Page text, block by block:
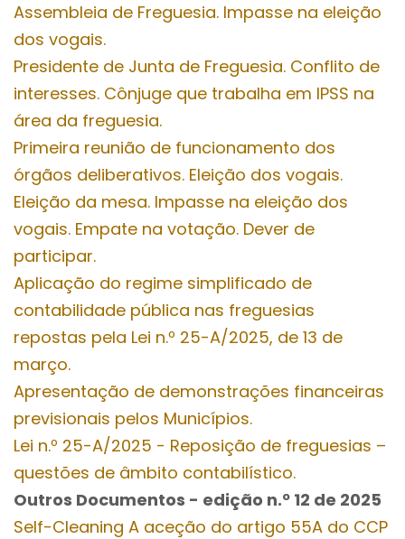
Assembleia de Freguesia. Impasse na eleição
dos vogais.
Presidente de Junta de Freguesia. Conflito de
interesses. Cônjuge que trabalha em IPSS na
área da freguesia.
Primeira reunião de funcionamento dos
órgãos deliberativos. Eleição dos vogais.
Eleição da mesa. Impasse na eleição dos
vogais. Empate na votação. Dever de
participar.
Aplicação do regime simplificado de
contabilidade pública nas freguesias
repostas pela Lei n.º 25-A/2025, de 13 de
março.
Apresentação de demonstrações financeiras
previsionais pelos Municípios.
Lei n.º 25-A/2025 - Reposição de freguesias –
questões de âmbito contabilístico.
Outros Documentos - edição n.º 12 de 2025
Self-Cleaning A aceção do artigo 55A do CCP